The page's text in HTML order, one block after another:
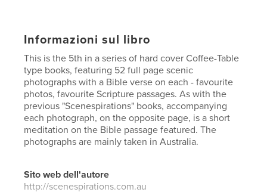
Informazioni sul libro
This is the 5th in a series of hard cover Coffee-Table
type books, featuring 52 full page scenic
photographs with a Bible verse on each - favourite
photos, favourite Scripture passages. As with the
previous "Scenespirations" books, accompanying
each photograph, on the opposite page, is a short
meditation on the Bible passage featured. The
photographs are mainly taken in Australia.
Sito web dell'autore
http://scenespirations.com.au